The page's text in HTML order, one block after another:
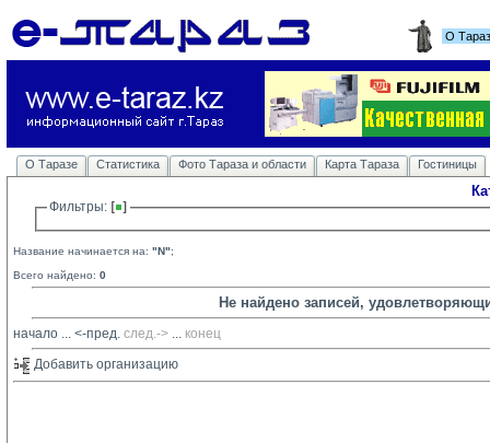
О
О Таразе Статистика Фото Тараза и области Карта Тараза Гостиницы
Фильтры:
Название начинается на: "N";
Всего найдено: 0
Не найдено записей,
начало ... <-пред. след.-> ... конец
Добавить организацию